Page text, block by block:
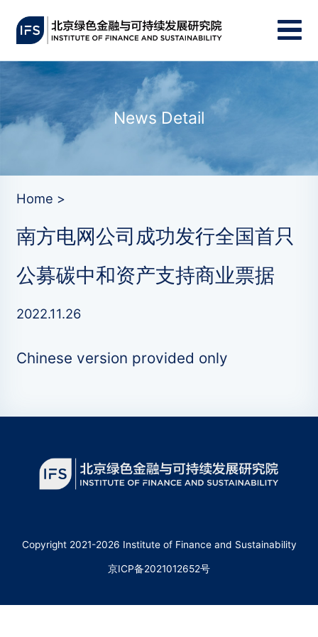
News Detail
Home >
南方电网公司成功发行全国首只
公募碳中和资产支持商业票据
2022.11.26
Chinese version provided only
Copyright 2021-2026 Institute of Finance and Sustainability
京ICP备2021012652号